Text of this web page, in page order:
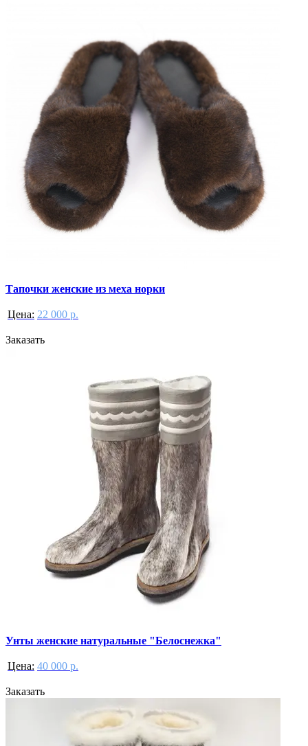
Тапочки женские из меха норки
Цена: 22 000 р.
Заказать
Унты женские натуральные "Белоснежка"
Цена: 40 000 р.
Заказать